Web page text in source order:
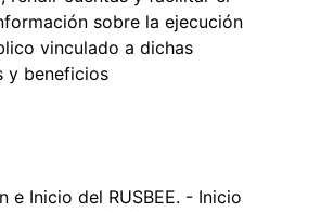
sobre la ejecución
vinculado a dichas
y beneficios
e Inicio del RUSBEE. - Inicio